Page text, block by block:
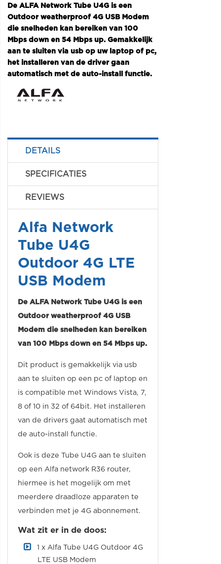
De ALFA Network Tube U4G is een
Outdoor weatherproof 4G USB Modem
die snelheden kan bereiken van 100
Mbps down en 54 Mbps up. Gemakkelijk
aan te sluiten via usb op uw laptop of pc,
het installeren van de driver gaan
automatisch met de auto-install functie.
DETAILS
SPECIFICATIES
REVIEWS
Alfa Network
Tube U4G
Outdoor 4G LTE
USB Modem
De ALFA Network Tube U4G is een
Outdoor weatherproof 4G USB
Modem die snelheden kan bereiken
van 100 Mbps down en 54 Mbps up.
Dit product is gemakkelijk via usb
aan te sluiten op een pc of laptop en
is compatible met Windows Vista, 7,
8 of 10 in 32 of 64bit. Het installeren
van de drivers gaat automatisch met
de auto-install functie.
Ook is deze Tube U4G aan te sluiten
op een Alfa network R36 router,
hiermee is het mogelijk om met
meerdere draadloze apparaten te
verbinden met je 4G abonnement.
Wat zit er in de doos:
1 x Alfa Tube U4G Outdoor 4G
LTE USB Modem